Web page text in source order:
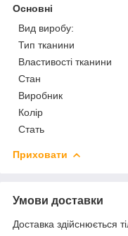
Основні
Вид виробу:
Тип тканини
Властивості тканини
Стан
Виробник
Колір
Стать
Приховати
Умови доставки
Доставка здійснюється